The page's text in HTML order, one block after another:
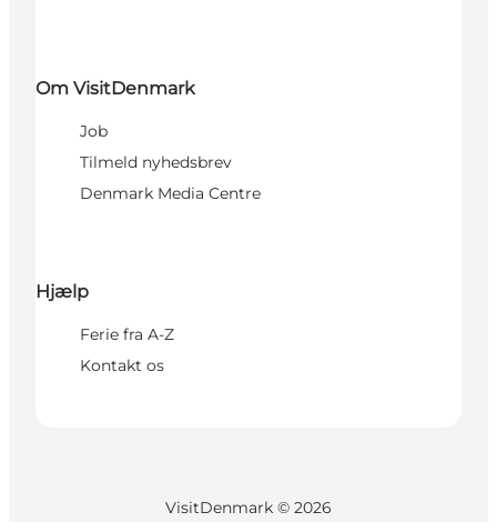
Om VisitDenmark
Job
Tilmeld nyhedsbrev
Denmark Media Centre
Hjælp
Ferie fra A-Z
Kontakt os
VisitDenmark © 2026